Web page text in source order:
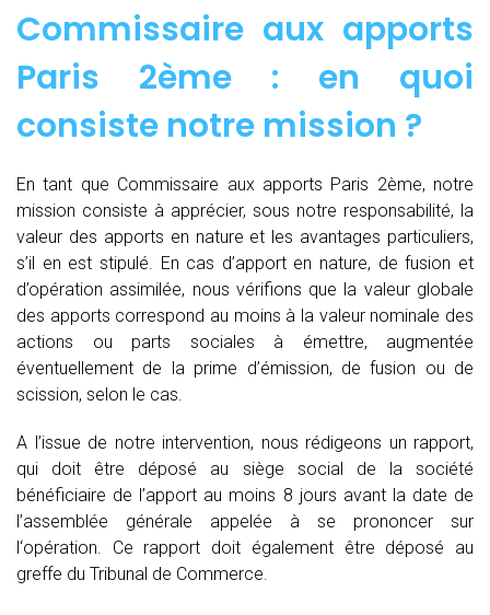
Commissaire aux apports
Paris 2ème : en quoi
consiste notre mission ?
En tant que Commissaire aux apports Paris 2ème, notre
mission consiste à apprécier, sous notre responsabilité, la
valeur des apports en nature et les avantages particuliers,
s’il en est stipulé. En cas d’apport en nature, de fusion et
d’opération assimilée, nous vérifions que la valeur globale
des apports correspond au moins à la valeur nominale des
actions ou parts sociales à émettre, augmentée
éventuellement de la prime d’émission, de fusion ou de
scission, selon le cas.
A l’issue de notre intervention, nous rédigeons un rapport,
qui doit être déposé au siège social de la société
bénéficiaire de l’apport au moins 8 jours avant la date de
l’assemblée générale appelée à se prononcer sur
l‘opération. Ce rapport doit également être déposé au
greffe du Tribunal de Commerce.